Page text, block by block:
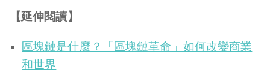
【延伸閱讀】
區塊鏈是什麼？「區塊鏈革命」如何改變商業
和世界